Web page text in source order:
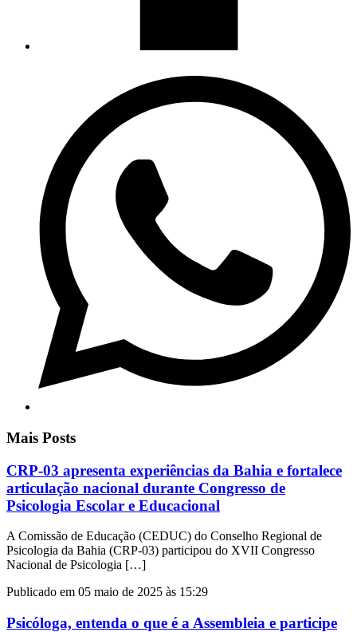
Mais Posts
CRP-03 apresenta experiências da Bahia e fortalece
articulação nacional durante Congresso de
Psicologia Escolar e Educacional
A Comissão de Educação (CEDUC) do Conselho Regional de
Psicologia da Bahia (CRP-03) participou do XVII Congresso
Nacional de Psicologia […]
Publicado em 05 maio de 2025 às 15:29
Psicóloga, entenda o que é a Assembleia e participe